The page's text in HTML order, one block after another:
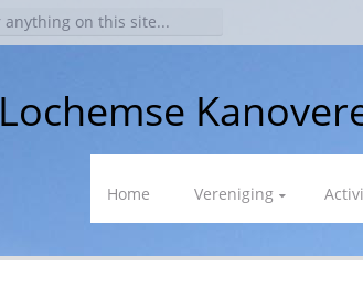
Lochemse
Skip
Home Vereniging